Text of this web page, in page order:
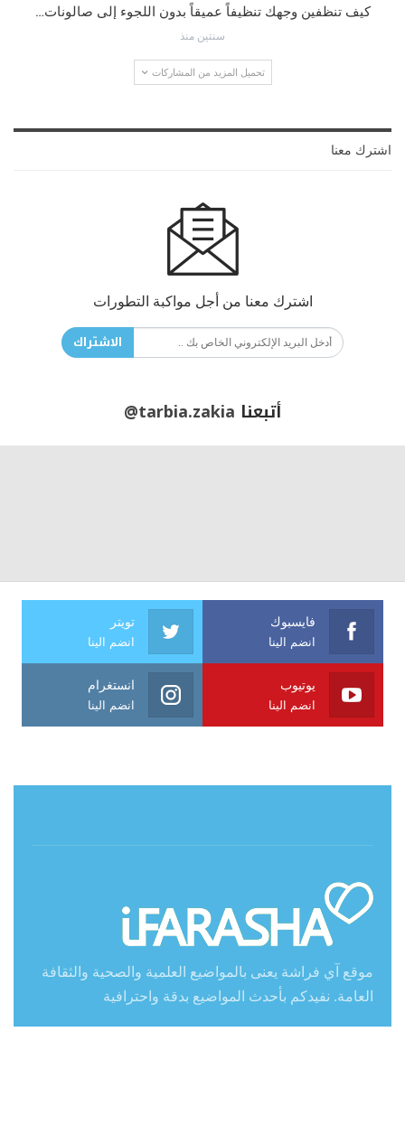
كيف تنظفين وجهك تنظيفاً عميقاً بدون اللجوء إلى صالونات…
سنتين منذ
تحميل المزيد من المشاركات
اشترك معنا
اشترك معنا من أجل مواكبة التطورات
الاشتراك
أتبعنا @tarbia.zakia
فايسبوك
انضم الينا
تويتر
انضم الينا
يوتيوب
انضم الينا
انستغرام
انضم الينا
موقع آي فراشة يعنى بالمواضيع العلمية والصحية والثقافة
العامة. نفيدكم بأحدث المواضيع بدقة واحترافية